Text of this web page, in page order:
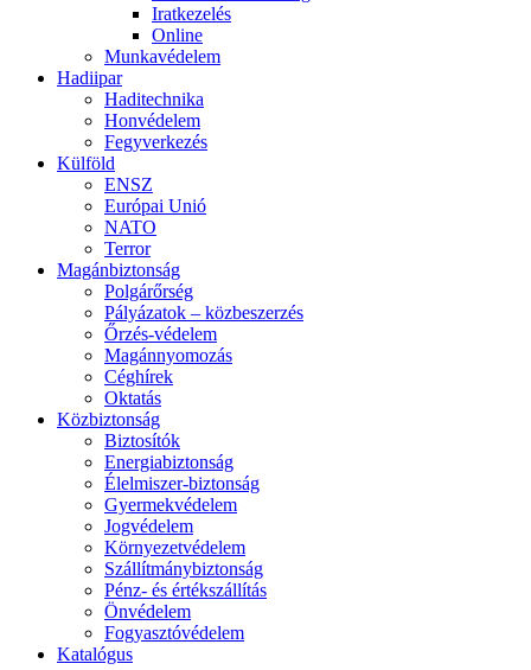
Iratkezelés
Online
Munkavédelem
Hadiipar
Haditechnika
Honvédelem
Fegyverkezés
Külföld
ENSZ
Európai Unió
NATO
Terror
Magánbiztonság
Polgárőrség
Pályázatok – közbeszerzés
Őrzés-védelem
Magánnyomozás
Céghírek
Oktatás
Közbiztonság
Biztosítók
Energiabiztonság
Élelmiszer-biztonság
Gyermekvédelem
Jogvédelem
Környezetvédelem
Szállítmánybiztonság
Pénz- és értékszállítás
Önvédelem
Fogyasztóvédelem
Katalógus